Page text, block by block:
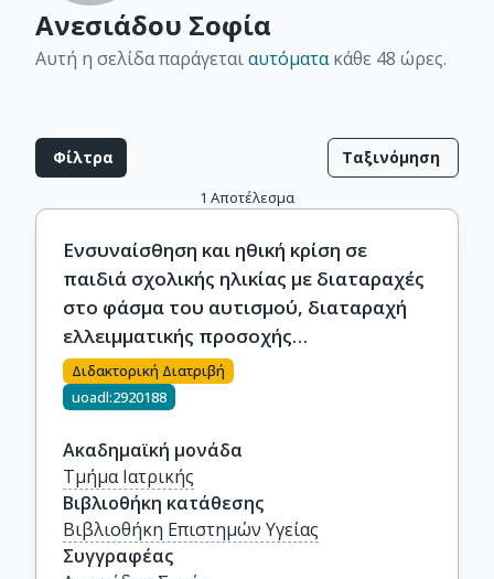
Ανεσιάδου Σοφία
Αυτή η σελίδα παράγεταιαυτόματακάθε 48 ώρες.
Φίλτρα Ταξινόμηση
1 Αποτέλεσμα
Ενσυναίσθηση και ηθική κρίση σε
παιδιά σχολικής ηλικίας με διαταραχές
στο φάσμα του αυτισμού, διαταραχή
ελλειμματικής προσοχής
υπερκινητικότητας και μαθησιακές
δυσκολίες: Ο ρόλος του στρες
Διδακτορική Διατριβή
uoadl:2920188
Ακαδημαϊκή μονάδα
Τμήμα Ιατρικής
Βιβλιοθήκη κατάθεσης
Βιβλιοθήκη Επιστημών Υγείας
Συγγραφέας